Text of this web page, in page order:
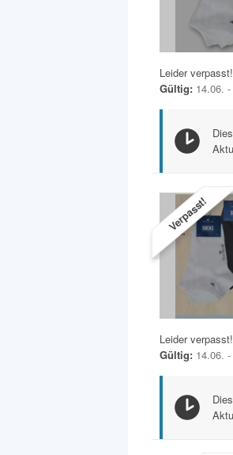
Leider verpasst!
Gültig: 14.06.
Verpasst!
Leider verpasst!
Gültig: 14.06.